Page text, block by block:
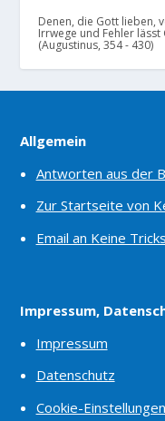
Denen, die Gott lieben,
Irrwege und Fehler
(Augustinus, 354 - 430)
Allgemein
Antworten aus der
Zur Startseite von
Email an Keine
Impressum,
Impressum
Datenschutz
Cookie-Einstellungen